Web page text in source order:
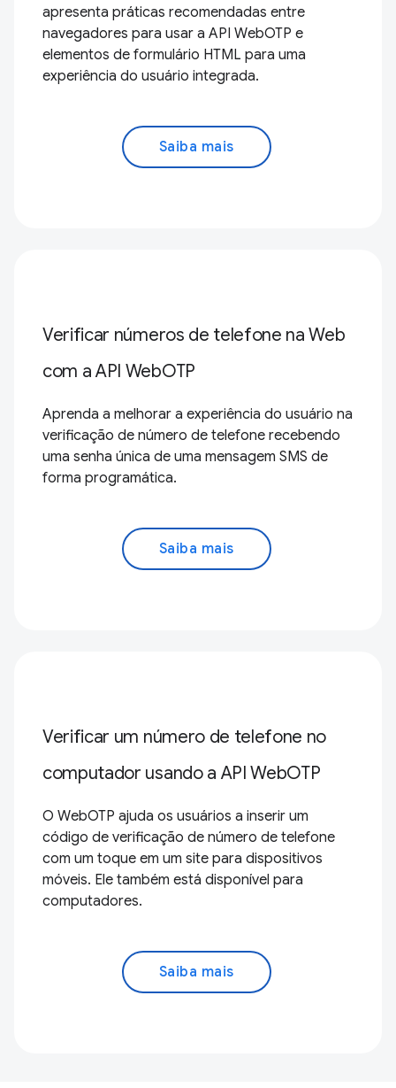
apresenta práticas recomendadas entre
navegadores para usar a API WebOTP e
elementos de formulário HTML para uma
experiência do usuário integrada.
Saiba mais
Verificar números de telefone na Web
com a API WebOTP
Aprenda a melhorar a experiência do usuário na
verificação de número de telefone recebendo
uma senha única de uma mensagem SMS de
forma programática.
Saiba mais
Verificar um número de telefone no
computador usando a API WebOTP
O WebOTP ajuda os usuários a inserir um
código de verificação de número de telefone
com um toque em um site para dispositivos
móveis. Ele também está disponível para
computadores.
Saiba mais